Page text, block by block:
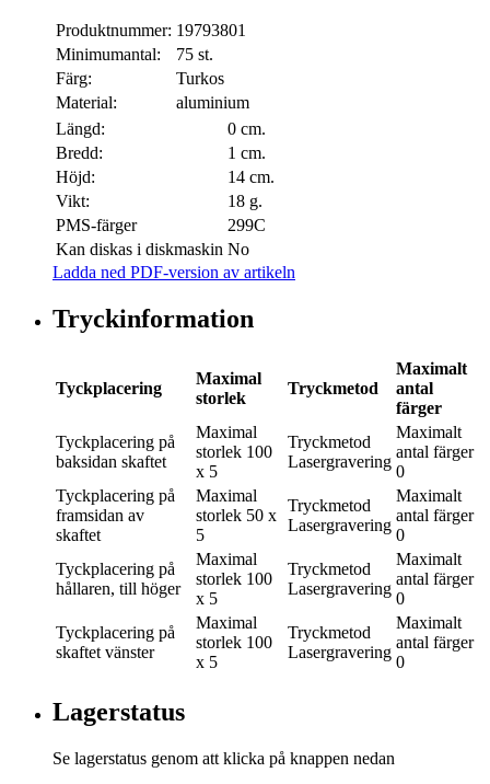
Produktnummer: 19793801
Minimumantal:
75 st.
Färg:
Turkos
Material:
aluminium
Längd:
0 cm.
Bredd:
1 cm.
Höjd:
14 cm.
Vikt:
18 g.
PMS-färger
299C
Kan diskas i diskmaskin No
Ladda ned PDF-version av artikeln
Tryckinformation
Tyckplacering
Maximal
storlek
Tryckmetod
Maximalt
antal
färger
Tyckplacering på
baksidan skaftet
Maximal
storlek 100
x 5
Tryckmetod
Lasergravering
Maximalt
antal färger
0
Tyckplacering på
framsidan av
skaftet
Maximal
storlek 50 x
5
Tryckmetod
Lasergravering
Maximalt
antal färger
0
Tyckplacering på
hållaren, till höger
Maximal
storlek 100
x 5
Tryckmetod
Lasergravering
Maximalt
antal färger
0
Tyckplacering på
skaftet vänster
Maximal
storlek 100
x 5
Tryckmetod
Lasergravering
Maximalt
antal färger
0
Lagerstatus
Se lagerstatus genom att klicka på knappen nedan